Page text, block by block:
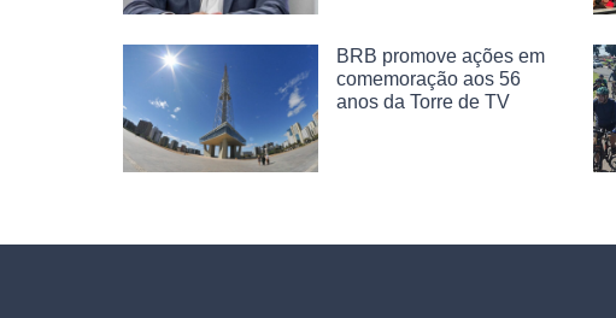
BRB promove ações em
comemoração aos 56
anos da Torre de TV